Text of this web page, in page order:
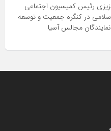
رئیس کمیسیون اجتماعى
در کنگره جمعیت و توسعه
مجالس آسیا